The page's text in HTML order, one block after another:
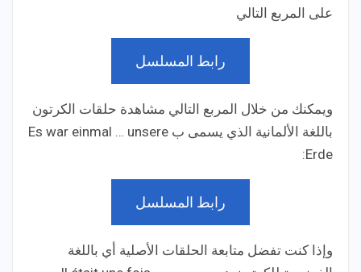
على المربع التالي
رابط المسلسل
ويمكنك من خلال المربع التالي مشاهدة حلقات الكرتون
باللغة الألمانية الذي يسمى ب Es war einmal … unsere
Erde:
رابط المسلسل
وإذا كنت تفضل متابعة الحلقات الأصلية أي باللغة